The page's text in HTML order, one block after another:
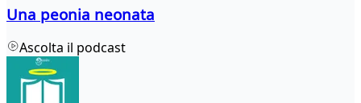
Una peonia neonata
Ascolta il podcast